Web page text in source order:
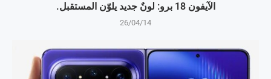
الآيفون 18 برو: لونٌ جديد يلوّن المستقبل.
26/04/14